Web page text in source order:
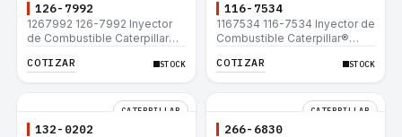
126-7992
1267992 126-7992 Inyector
de Combustible Caterpillar®
3516C 854G 992G
COTIZAR STOCK
116-7534
1167534 116-7534 Inyector de
Combustible Caterpillar®
3516C 854G 992G
COTIZAR STOCK
CATERPILLAR
132-0202
CATERPILLAR
266-6830